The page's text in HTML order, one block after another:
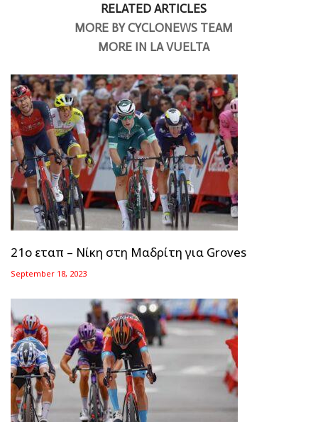
RELATED ARTICLES
MORE BY CYCLONEWS TEAM
MORE IN LA VUELTA
21ο εταπ – Νίκη στη Μαδρίτη για Groves
September 18, 2023